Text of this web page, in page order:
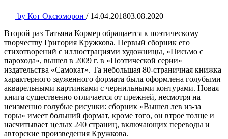
by Кот Оксюморон / 14.04.201803.08.2020
Второй раз Татьяна Кормер обращается к поэтическому
творчеству Григория Кружкова. Первый сборник его
стихотворений с иллюстрациями художницы, «Письмо с
парохода», вышел в 2009 г. в «Поэтической серии»
издательства «Самокат». Та небольшая 80-страничная книжка
характерного зауженного формата была оформлена голубыми
акварельными картинками с чернильными контурами. Новая
книга существенно отличается от прежней, несмотря на
неизменно голубые рисунки: сборник «Вышел лев из-за
горы» имеет больший формат, кроме того, он втрое толще и
насчитывает целых 240 страниц, включающих переводы и
авторские произведения Кружкова.